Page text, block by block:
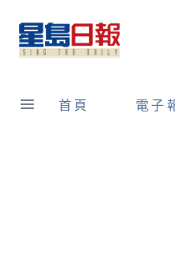
content
首頁 電子